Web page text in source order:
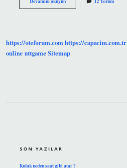
Grubunun
https://oteforum.comhttps://capacim.com.tr
onlinenttgameSitemap
SON YAZILAR
Kulak neden saat gibi atar ?